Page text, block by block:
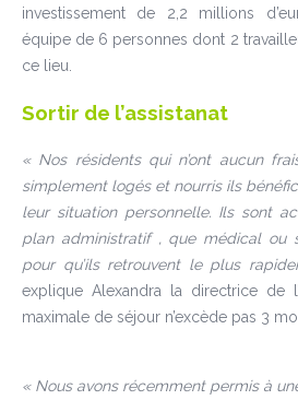
investissement de 2,2 millions
équipe de 6 personnes dont 2
ce lieu.
Sortir de l’assistanat
« Nos résidents qui n’ont aucun
simplement logés et nourris ils
leur situation personnelle. Ils sont
plan administratif , que médical ou
pour qu’ils retrouvent le plus
explique Alexandra la directrice de
maximale de séjour n’excède pas 3
« Nous avons récemment permis à